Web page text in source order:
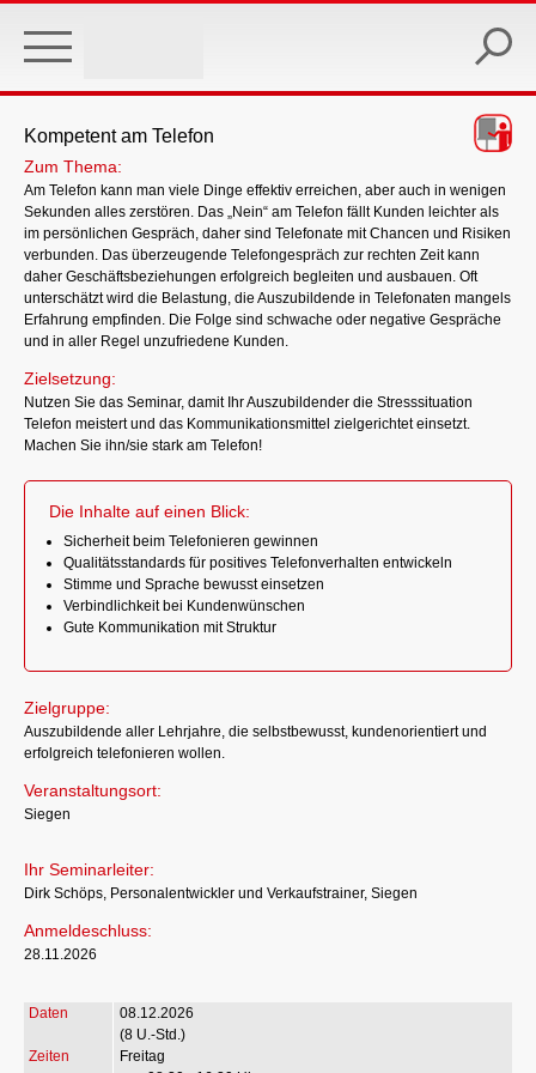
main
Kompetent am Telefon
Zum Thema:
Am Telefon kann man viele Dinge effektiv erreichen, aber auch in wenigen
Sekunden alles zerstören. Das „Nein“ am Telefon fällt Kunden leichter als
im persönlichen Gespräch, daher sind Telefonate mit Chancen und Risiken
verbunden. Das überzeugende Telefongespräch zur rechten Zeit kann
daher Geschäftsbeziehungen erfolgreich begleiten und ausbauen. Oft
unterschätzt wird die Belastung, die Auszubildende in Telefonaten mangels
Erfahrung empfinden. Die Folge sind schwache oder negative Gespräche
und in aller Regel unzufriedene Kunden.
Zielsetzung:
Nutzen Sie das Seminar, damit Ihr Auszubildender die Stresssituation
Telefon meistert und das Kommunikationsmittel zielgerichtet einsetzt.
Machen Sie ihn/sie stark am Telefon!
Die Inhalte auf einen Blick:
Sicherheit beim Telefonieren gewinnen
Qualitätsstandards für positives Telefonverhalten entwickeln
Stimme und Sprache bewusst einsetzen
Verbindlichkeit bei Kundenwünschen
Gute Kommunikation mit Struktur
Zielgruppe:
Auszubildende aller Lehrjahre, die selbstbewusst, kundenorientiert und
erfolgreich telefonieren wollen.
Veranstaltungsort:
Siegen
Ihr Seminarleiter:
Dirk Schöps, Personalentwickler und Verkaufstrainer, Siegen
Anmeldeschluss:
28.11.2026
08.12.2026
(8 U.-Std.)
Freitag